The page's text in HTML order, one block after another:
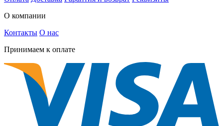
О компании
Контакты О нас
Принимаем к оплате